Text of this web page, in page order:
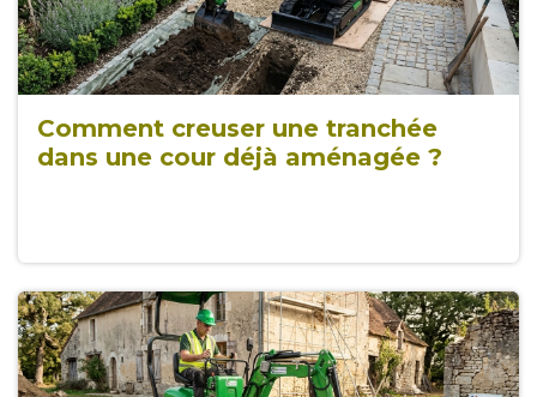
Comment creuser une tranchée
dans une cour déjà aménagée ?